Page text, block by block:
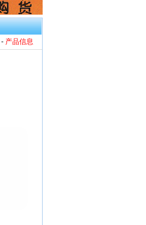
- 产品信息